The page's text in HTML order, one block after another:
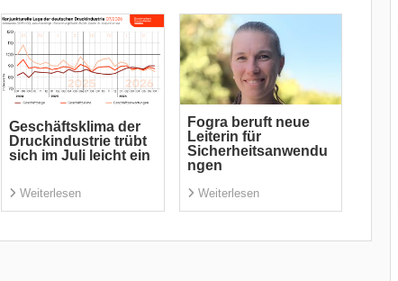
Geschäftsklima der
Druckindustrie trübt
sich im Juli leicht ein
Weiterlesen
Fogra beruft neue
Leiterin für
Sicherheitsanwendu
ngen
Weiterlesen